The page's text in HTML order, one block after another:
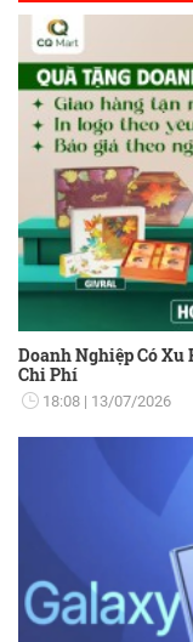
Doanh Nghiệp Có
Chi Phí
18:08 13/07/2026